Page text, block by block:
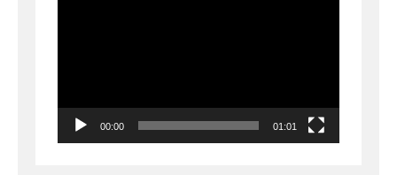
00:00 01:01